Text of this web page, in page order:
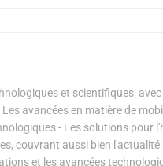
et scientifiques,
avancées en matière de
- Les solutions pour
couvrant aussi bien l'actualité
et les avancées